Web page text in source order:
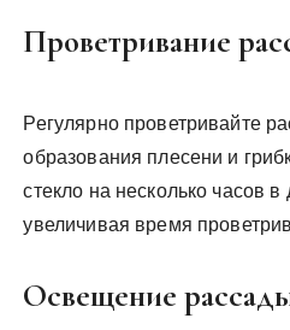
Проветривание
Регулярно проветривайте
образования плесени и
стекло на несколько часов
увеличивая время
Освещение